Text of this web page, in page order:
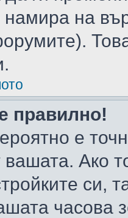
на
правилно!
е
вашата. Ако
си,